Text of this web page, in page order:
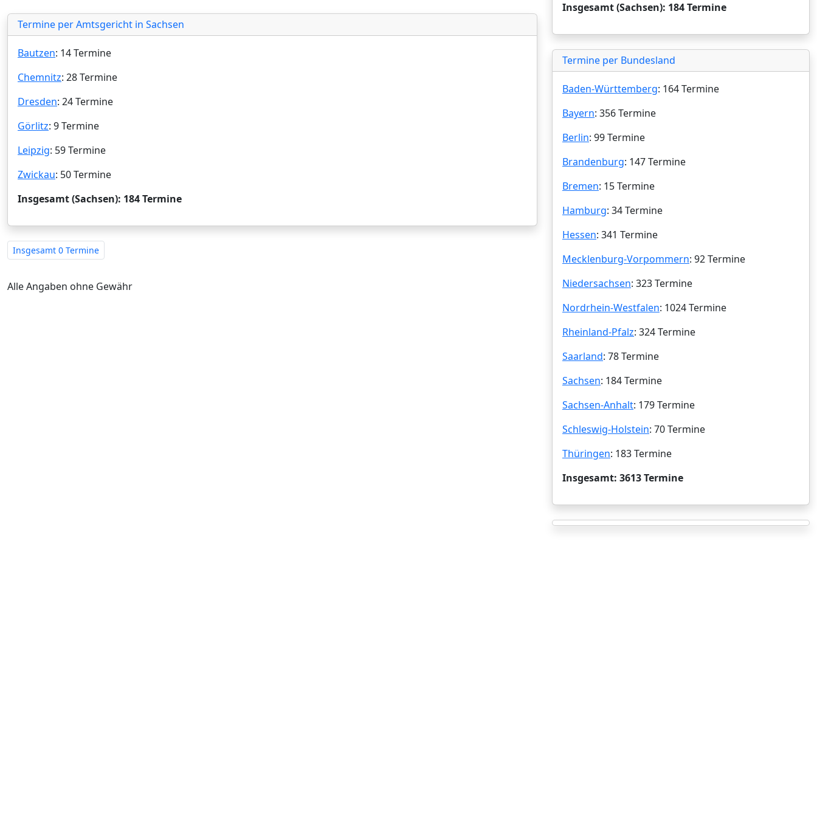
Termine per Amtsgericht in Sachsen
Bautzen: 14 Termine
Chemnitz: 28 Termine
Dresden: 24 Termine
Görlitz: 9 Termine
Leipzig: 59 Termine
Zwickau: 50 Termine
Insgesamt (Sachsen): 184 Termine
Insgesamt 0 Termine
Alle Angaben ohne Gewähr
Insgesamt (Sachsen): 184 Termine
Termine per Bundesland
Baden-Württemberg: 164 Termine
Bayern: 356 Termine
Berlin: 99 Termine
Brandenburg: 147 Termine
Bremen: 15 Termine
Hamburg: 34 Termine
Hessen: 341 Termine
Mecklenburg-Vorpommern: 92 Termine
Niedersachsen: 323 Termine
Nordrhein-Westfalen: 1024 Termine
Rheinland-Pfalz: 324 Termine
Saarland: 78 Termine
Sachsen: 184 Termine
Sachsen-Anhalt: 179 Termine
Schleswig-Holstein: 70 Termine
Thüringen: 183 Termine
Insgesamt: 3613 Termine